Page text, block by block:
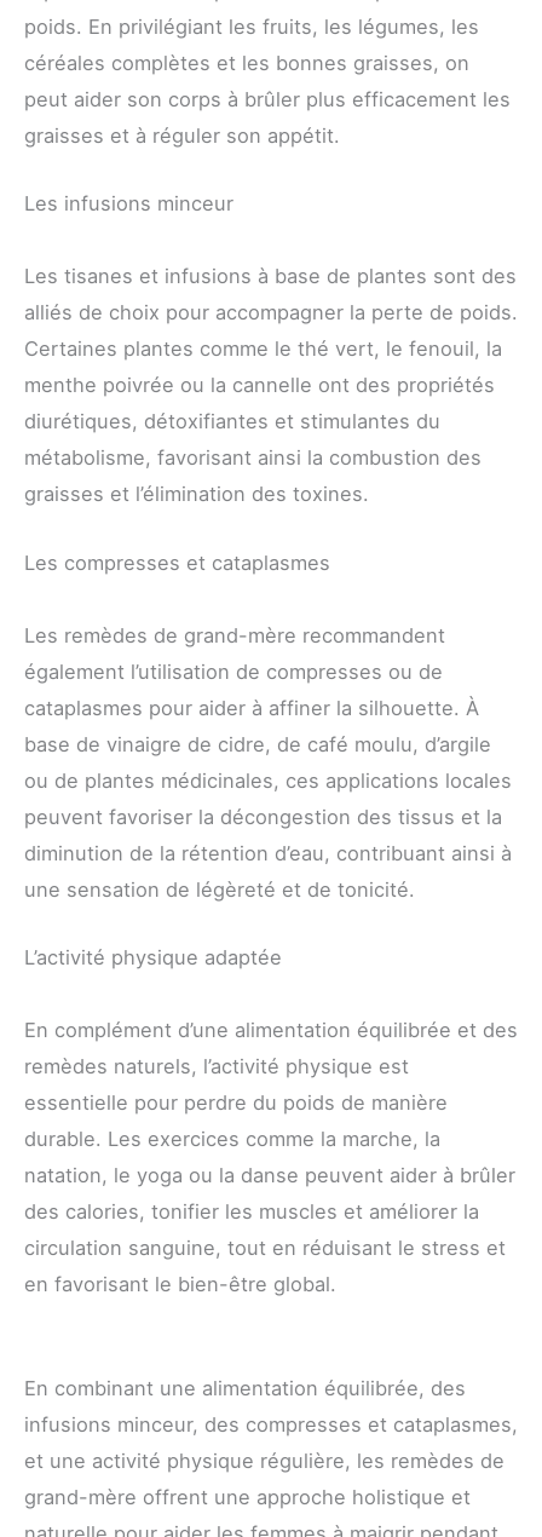
poids. En privilégiant les fruits, les légumes, les
céréales complètes et les bonnes graisses, on
peut aider son corps à brûler plus efficacement les
graisses et à réguler son appétit.
Les infusions minceur
Les tisanes et infusions à base de plantes sont des
alliés de choix pour accompagner la perte de poids.
Certaines plantes comme le thé vert, le fenouil, la
menthe poivrée ou la cannelle ont des propriétés
diurétiques, détoxifiantes et stimulantes du
métabolisme, favorisant ainsi la combustion des
graisses et l’élimination des toxines.
Les compresses et cataplasmes
Les remèdes de grand-mère recommandent
également l’utilisation de compresses ou de
cataplasmes pour aider à affiner la silhouette. À
base de vinaigre de cidre, de café moulu, d’argile
ou de plantes médicinales, ces applications locales
peuvent favoriser la décongestion des tissus et la
diminution de la rétention d’eau, contribuant ainsi à
une sensation de légèreté et de tonicité.
L’activité physique adaptée
En complément d’une alimentation équilibrée et des
remèdes naturels, l’activité physique est
essentielle pour perdre du poids de manière
durable. Les exercices comme la marche, la
natation, le yoga ou la danse peuvent aider à brûler
des calories, tonifier les muscles et améliorer la
circulation sanguine, tout en réduisant le stress et
en favorisant le bien-être global.
En combinant une alimentation équilibrée, des
infusions minceur, des compresses et cataplasmes,
et une activité physique régulière, les remèdes de
grand-mère offrent une approche holistique et